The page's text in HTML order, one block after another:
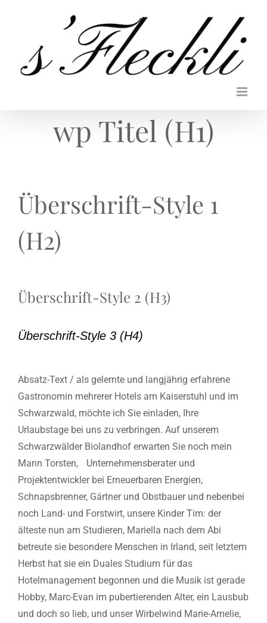
wp Titel (H1)
Überschrift-Style 1
(H2)
Überschrift-Style 2 (H3)
Überschrift-Style 3 (H4)
Absatz-Text / als gelernte und langjährig erfahrene
Gastronomin mehrerer Hotels am Kaiserstuhl und im
Schwarzwald, möchte ich Sie einladen, Ihre
Urlaubstage bei uns zu verbringen. Auf unserem
Schwarzwälder Biolandhof erwarten Sie noch mein
Mann Torsten, Unternehmensberater und
Projektentwickler bei Erneuerbaren Energien,
Schnapsbrenner, Gärtner und Obstbauer und nebenbei
noch Land- und Forstwirt, unsere Kinder Tim: der
älteste nun am Studieren, Mariella nach dem Abi
betreute sie besondere Menschen in Irland, seit letztem
Herbst hat sie ein Duales Studium für das
Hotelmanagement begonnen und die Musik ist gerade
Hobby, Marc-Evan im pubertierenden Alter, ein Lausbub
und doch so lieb, und unser Wirbelwind Marie-Amelie,